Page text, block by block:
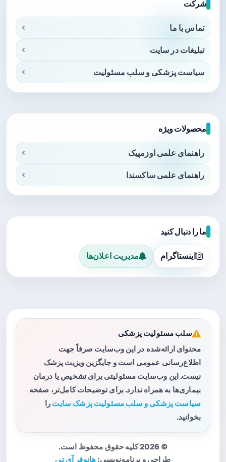
شرکت
تماس با ما
تبلیغات در سایت
سیاست پزشکی و سلب مسئولیت
محصولات ویژه
راهنمای علمی اوزمپیک
راهنمای علمی ساکسندا
ما را دنبال کنید
اینستاگرام مدیریت اعلان‌ها
سلب مسئولیت پزشکی
محتوای ارائه‌شده در این وب‌سایت صرفاً جهت
اطلاع‌رسانی عمومی است و جایگزین ویزیت پزشک
نیست. این وب‌سایت مسئولیتی برای تشخیص یا درمان
بیماری‌ها به همراه ندارد. برای توضیحات کامل‌تر، صفحه
سیاست پزشکی و سلب مسئولیت پزشک سایت را
بخوانید.
© 2026 کلیه حقوق محفوظ است.
طراحی و برنامه‌نویسی: هانوفر آی تی